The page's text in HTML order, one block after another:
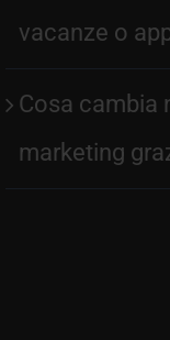
vacanze o
Cosa cambia
marketing